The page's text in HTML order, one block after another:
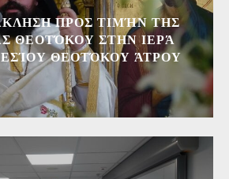
ΠΡΟΣ ΤΙΜΉΝ ΤΗΣ
ΘΕΟΤΌΚΟΥ ΣΤΗΝ ΙΕΡΆ
ΘΕΟΤΌΚΟΥ ΆΤΡΟΥ